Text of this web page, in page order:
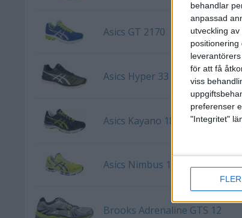
behandlar
anpassad
utveckling av
positionering
för att få
viss
preferenser
"Integritet"
Asics GT 2170
Asics Hyper 33
Asics Kayano 18
Asics Nimbus 13
Brooks Adrenaline GTS 12